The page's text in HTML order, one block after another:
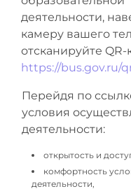
деятельности,
камеру вашего
отсканируйте QR-
https://bus.gov.ru/
Перейдя по
условия
деятельности:
открытость и
комфортность
деятельности,